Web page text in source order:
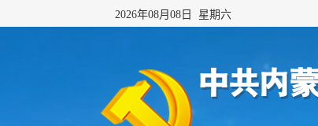
2026年08月08日 星期六